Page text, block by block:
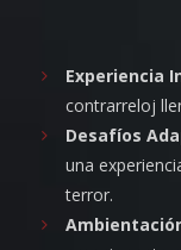
Experiencia
contrarreloj
Desafíos
una
terror.